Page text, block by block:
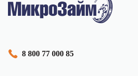
8 800 77 000 85